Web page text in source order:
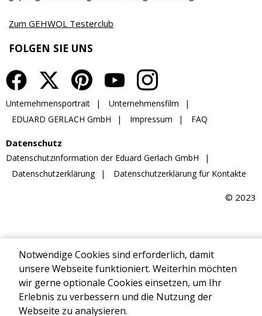
Notwendige Cookies sind erforderlich, damit
unsere Webseite funktioniert. Weiterhin möchten
wir gerne optionale Cookies einsetzen, um Ihr
Erlebnis zu verbessern und die Nutzung der
Webseite zu analysieren.